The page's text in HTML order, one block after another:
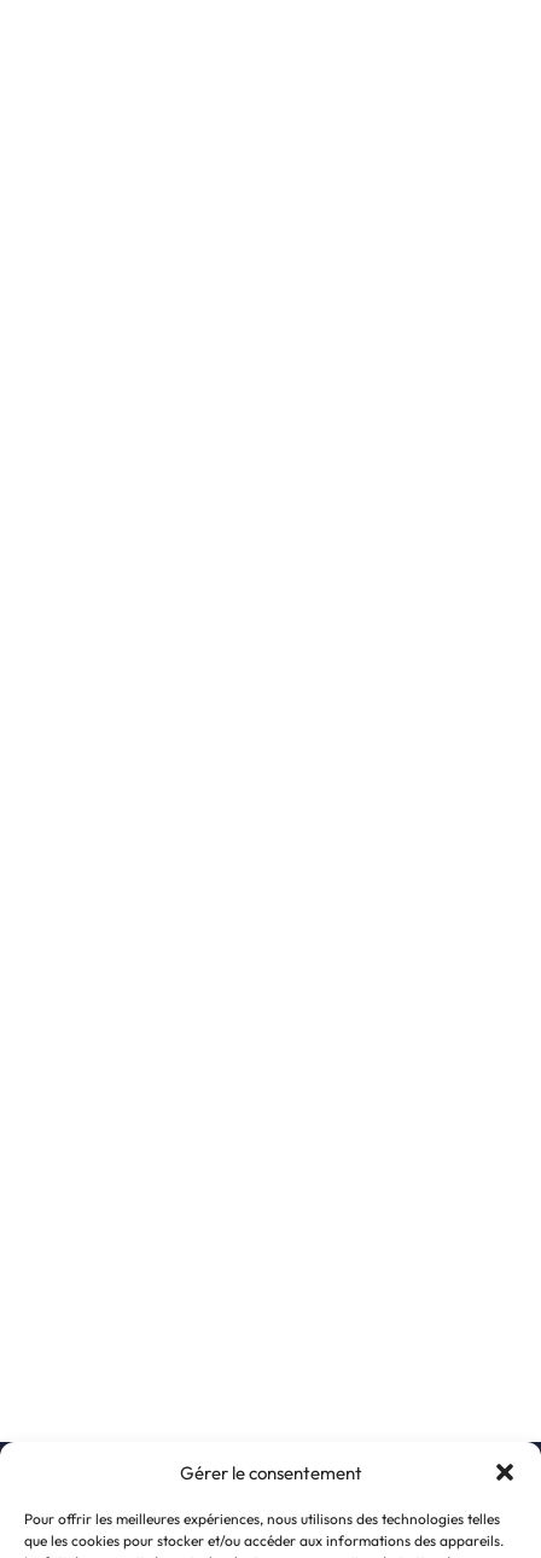
Gérer le consentement
Pour offrir les meilleures expériences, nous utilisons des technologies telles
que les cookies pour stocker et/ou accéder aux informations des appareils.